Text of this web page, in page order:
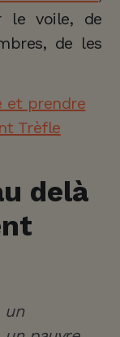
le voile, de
de les
delà
un